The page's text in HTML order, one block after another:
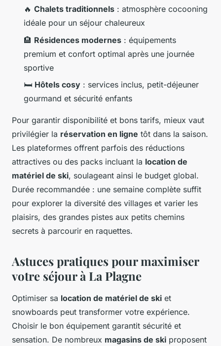
🔥 Chalets traditionnels : atmosphère cocooning
idéale pour un séjour chaleureux
🏨 Résidences modernes : équipements
premium et confort optimal après une journée
sportive
🛏️ Hôtels cosy : services inclus, petit-déjeuner
gourmand et sécurité enfants
Pour garantir disponibilité et bons tarifs, mieux vaut
privilégier la réservation en ligne tôt dans la saison.
Les plateformes offrent parfois des réductions
attractives ou des packs incluant la location de
matériel de ski, soulageant ainsi le budget global.
Durée recommandée : une semaine complète suffit
pour explorer la diversité des villages et varier les
plaisirs, des grandes pistes aux petits chemins
secrets à parcourir en raquettes.
Astuces pratiques pour maximiser
votre séjour à La Plagne
Optimiser sa location de matériel de ski et
snowboards peut transformer votre expérience.
Choisir le bon équipement garantit sécurité et
sensation. De nombreux magasins de ski proposent